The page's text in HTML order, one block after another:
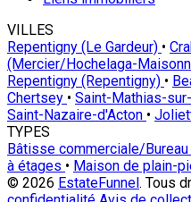
VILLES
Repentigny (Le Gardeur) •
(Mercier/Hochelaga-
Repentigny (Repentigny) •
Chertsey • Saint-Mathias-
Saint-Nazaire-d'Acton •
TYPES
Bâtisse commerciale/Bureau
à étages • Maison de plain-
© 2026 EstateFunnel . Tous